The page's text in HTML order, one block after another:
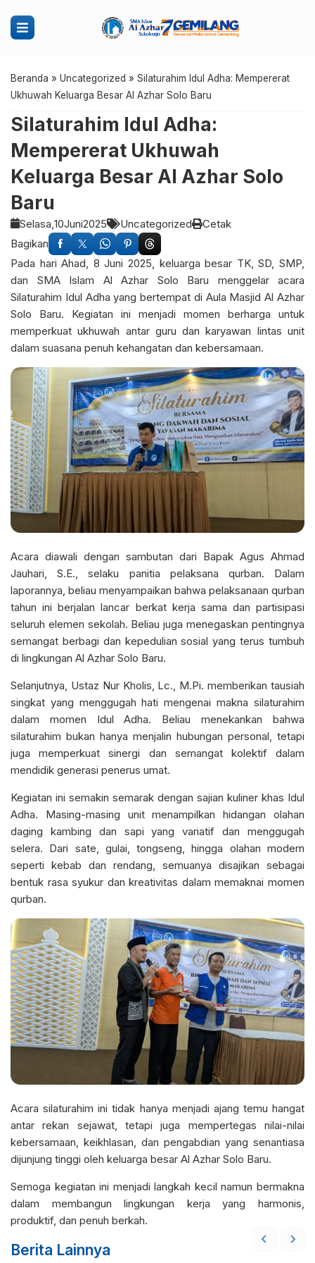
Beranda » Uncategorized » Silaturahim Idul Adha: Mempererat
Ukhuwah Keluarga Besar Al Azhar Solo Baru
Silaturahim Idul Adha:
Mempererat Ukhuwah
Keluarga Besar Al Azhar Solo
Baru
Selasa,10Juni2025 Uncategorized
Cetak
Bagikan
Pada hari Ahad, 8 Juni 2025, keluarga besar TK, SD, SMP,
dan SMA Islam Al Azhar Solo Baru menggelar acara
Silaturahim Idul Adha yang bertempat di Aula Masjid Al Azhar
Solo Baru. Kegiatan ini menjadi momen berharga untuk
memperkuat ukhuwah antar guru dan karyawan lintas unit
dalam suasana penuh kehangatan dan kebersamaan.
Acara diawali dengan sambutan dari Bapak Agus Ahmad
Jauhari, S.E., selaku panitia pelaksana qurban. Dalam
laporannya, beliau menyampaikan bahwa pelaksanaan qurban
tahun ini berjalan lancar berkat kerja sama dan partisipasi
seluruh elemen sekolah. Beliau juga menegaskan pentingnya
semangat berbagi dan kepedulian sosial yang terus tumbuh
di lingkungan Al Azhar Solo Baru.
Selanjutnya, Ustaz Nur Kholis, Lc., M.Pi. memberikan tausiah
singkat yang menggugah hati mengenai makna silaturahim
dalam momen Idul Adha. Beliau menekankan bahwa
silaturahim bukan hanya menjalin hubungan personal, tetapi
juga memperkuat sinergi dan semangat kolektif dalam
mendidik generasi penerus umat.
Kegiatan ini semakin semarak dengan sajian kuliner khas Idul
Adha. Masing-masing unit menampilkan hidangan olahan
daging kambing dan sapi yang variatif dan menggugah
selera. Dari sate, gulai, tongseng, hingga olahan modern
seperti kebab dan rendang, semuanya disajikan sebagai
bentuk rasa syukur dan kreativitas dalam memaknai momen
qurban.
Acara silaturahim ini tidak hanya menjadi ajang temu hangat
antar rekan sejawat, tetapi juga mempertegas nilai-nilai
kebersamaan, keikhlasan, dan pengabdian yang senantiasa
dijunjung tinggi oleh keluarga besar Al Azhar Solo Baru.
Semoga kegiatan ini menjadi langkah kecil namun bermakna
dalam membangun lingkungan kerja yang harmonis,
produktif, dan penuh berkah.
Berita Lainnya